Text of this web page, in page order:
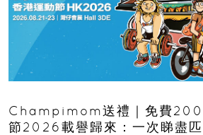
Champimom送禮｜免費200
節2026載譽歸來：一次睇盡